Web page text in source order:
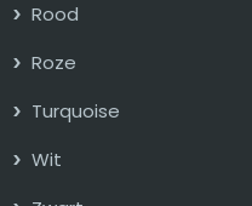
Rood
Roze
Turquoise
Wit